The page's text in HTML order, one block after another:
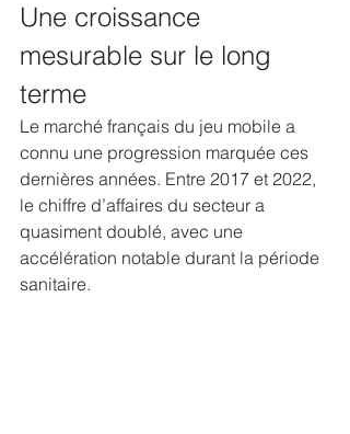
Une croissance
mesurable sur le long
terme
Le marché français du jeu mobile a
connu une progression marquée ces
dernières années. Entre 2017 et 2022,
le chiffre d’affaires du secteur a
quasiment doublé, avec une
accélération notable durant la période
sanitaire.